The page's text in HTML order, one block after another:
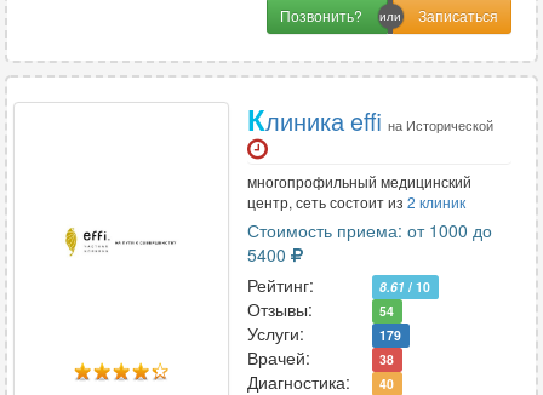
Позвонить?
Клиника effi на Исторической
многопрофильный медицинский
центр, сеть состоит из 2 клиник
Стоимость приема: от 1000 до
5400
Рейтинг:
8.61 / 10
Отзывы: 54
Услуги: 179
Врачей: 38
Диагностика: 40